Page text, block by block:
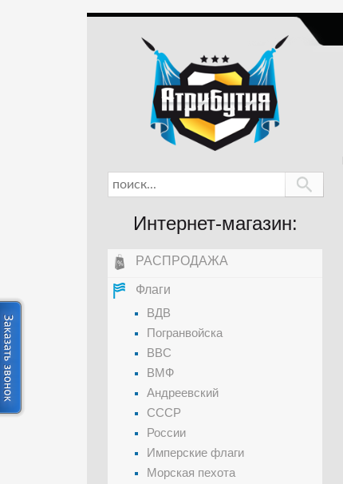
Интернет-магазин:
РАСПРОДАЖА
Флаги
ВДВ
Погранвойска
ВВС
ВМФ
Андреевский
СССР
России
Имперские флаги
Морская пехота